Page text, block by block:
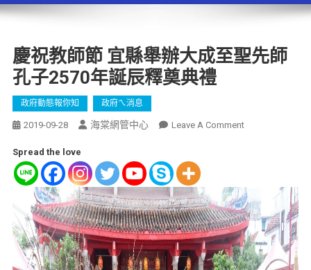
慶祝教師節 宜縣舉辦大成至聖先師
孔子2570年誕辰釋奠典禮
政府動態報你知 政府ㄟ消息
2019-09-28 海棠網管中心 Leave A Comment
Spread the love